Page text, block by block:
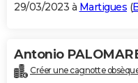
29/03/2023 à Martigues (
Antonio
Créer une cagnotte